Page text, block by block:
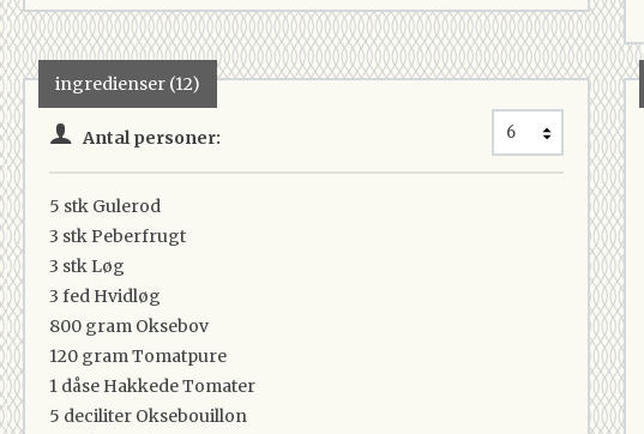
ingredienser (12)
Antal personer:
5 stk Gulerod
3 stkPeberfrugt
3 stk Løg
3 fed Hvidløg
800 gram Oksebov
120 gramTomatpure
1 dåse Hakkede Tomater
5 deciliter Oksebouillon